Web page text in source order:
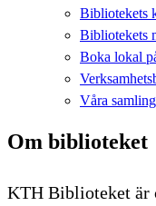
Bibliotekets
Bibliotekets
Boka lokal
Våra
Om biblioteket
KTH Biblioteket är